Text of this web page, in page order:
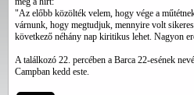
"Az előbb közölték velem, hogy vége a
várnunk, hogy megtudjuk, mennyire volt
következő néhány nap kiritikus lehet. Nagyon
A találkozó 22. percében a Barca 22-esének
Campban kedd este.